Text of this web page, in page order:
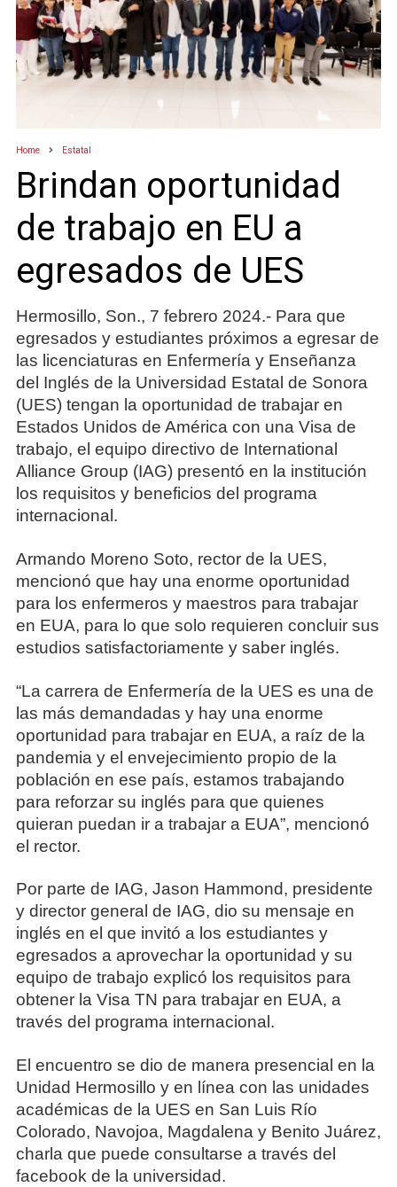
Home Estatal
Brindan oportunidad
de trabajo en EU a
egresados de UES
Hermosillo, Son., 7 febrero 2024.- Para que
egresados y estudiantes próximos a egresar de
las licenciaturas en Enfermería y Enseñanza
del Inglés de la Universidad Estatal de Sonora
(UES) tengan la oportunidad de trabajar en
Estados Unidos de América con una Visa de
trabajo, el equipo directivo de International
Alliance Group (IAG) presentó en la institución
los requisitos y beneficios del programa
internacional.
Armando Moreno Soto, rector de la UES,
mencionó que hay una enorme oportunidad
para los enfermeros y maestros para trabajar
en EUA, para lo que solo requieren concluir sus
estudios satisfactoriamente y saber inglés.
“La carrera de Enfermería de la UES es una de
las más demandadas y hay una enorme
oportunidad para trabajar en EUA, a raíz de la
pandemia y el envejecimiento propio de la
población en ese país, estamos trabajando
para reforzar su inglés para que quienes
quieran puedan ir a trabajar a EUA”, mencionó
el rector.
Por parte de IAG, Jason Hammond, presidente
y director general de IAG, dio su mensaje en
inglés en el que invitó a los estudiantes y
egresados a aprovechar la oportunidad y su
equipo de trabajo explicó los requisitos para
obtener la Visa TN para trabajar en EUA, a
través del programa internacional.
El encuentro se dio de manera presencial en la
Unidad Hermosillo y en línea con las unidades
académicas de la UES en San Luis Río
Colorado, Navojoa, Magdalena y Benito Juárez,
charla que puede consultarse a través del
facebook de la universidad.